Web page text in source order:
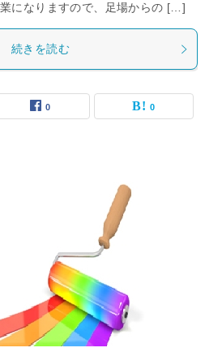
になりますので、足場からの […]
続きを読む
0 0